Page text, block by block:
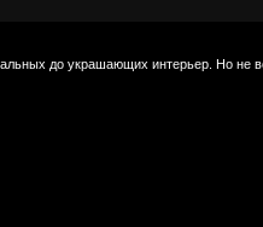
до украшающих интерьер. Но не